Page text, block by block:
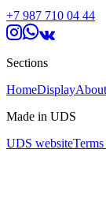
+7 987 710 04 44
Sections
HomeDisplayAbout
Made in UDS
UDS website